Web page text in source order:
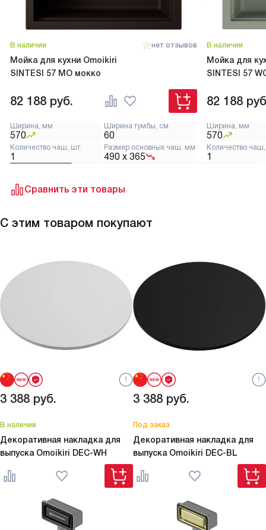
Сравнить эти товары
В наличии нет отзывов
Мойка для кухни Omoikiri
SINTESI 57 MO мокко
82 188 руб.
Ширина, мм
570
Ширина тумбы, см
60
Количество чаш, шт.
1
Размер основных чаш, мм
490 х 365
В наличии
Мойка для
SINTESI 57
82 188
Ширина, мм
570
Количество
1
С этим товаром покупают
3 388 руб.
В наличии
Декоративная накладка для
выпуска Omoikiri DEC-WH
3 388 руб.
Под заказ
Декоративная накладка для
выпуска Omoikiri DEC-BL